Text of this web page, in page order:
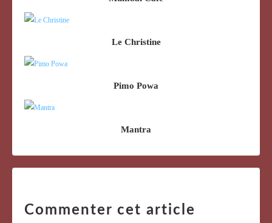
Le Christine
Pimo Powa
Mantra
Commenter cet article